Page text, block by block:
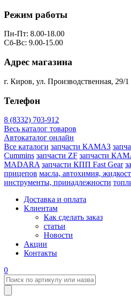
Режим работы
Пн-Пт: 8.00-18.00
Сб-Вс: 9.00-15.00
Адрес магазина
г. Киров, ул. Производственная, 29/1
Телефон
8 (8332) 703-912
Весь каталог товаров
Автокаталог онлайн
Все каталоги запчасти КАМАЗ
Cummins запчасти ZF запчасти
MADARA запчасти КПП Fast Gear
прицепов масла, автохимия,
инструменты, принадлежности
Доставка и оплата
Клиентам
Как сделать заказ
статьи
Новости
Акции
Контакты
0